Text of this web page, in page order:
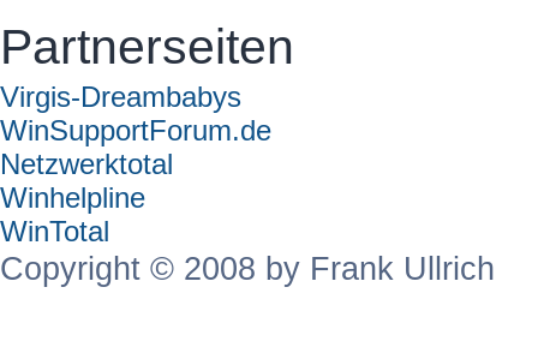
Partnerseiten
Virgis-Dreambabys
WinSupportForum.de
Netzwerktotal
Winhelpline
WinTotal
Copyright © 2008 by Frank Ullrich